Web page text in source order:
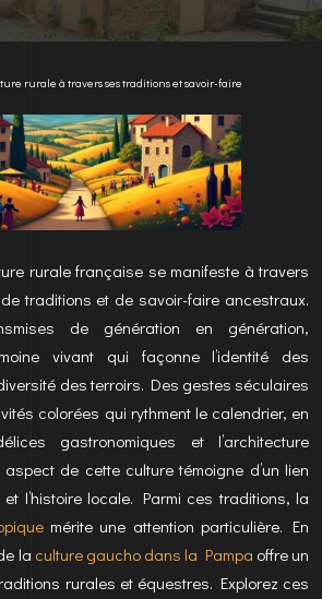
rurale à travers ses traditions et savoir-faire
rurale française se manifeste à travers
traditions et de savoir-faire ancestraux.
de génération en génération,
vivant qui façonne l’identité des
des terroirs. Des gestes séculaires
colorées qui rythment le calendrier, en
gastronomiques et l’architecture
de cette culture témoigne d’un lien
l’histoire locale. Parmi ces traditions, la
mérite une attention particulière. En
la culture gaucho dans la Pampa offre un
rurales et équestres. Explorez ces